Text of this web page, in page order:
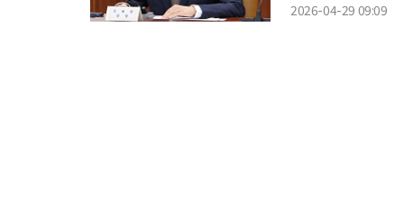
2026-04-29 09:09